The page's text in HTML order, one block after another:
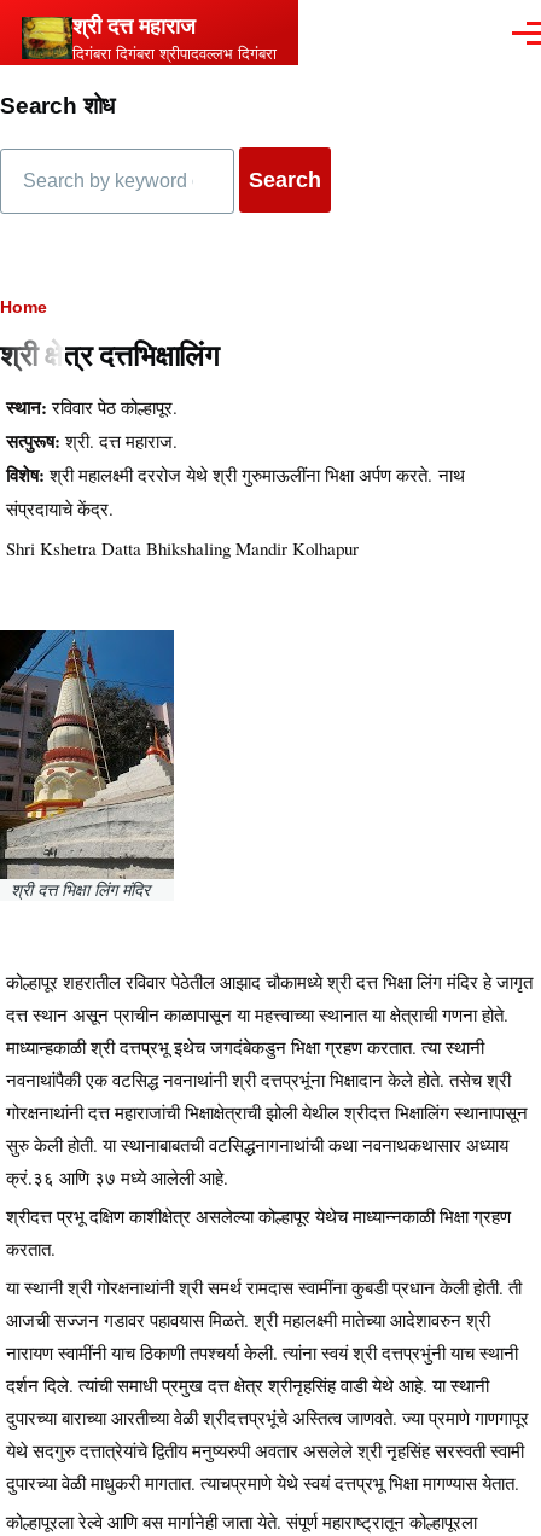
Skip to main content
श्री दत्त महाराज
दिगंबरा दिगंबरा श्रीपादवल्लभ दिगंबरा
Search शोध
Breadcrumb
Home
श्री क्षेत्र दत्तभिक्षालिंग
स्थान:रविवार पेठ कोल्हापूर.
सत्पुरूष: श्री. दत्त महाराज.
विशेष: श्री महालक्ष्मी दररोज येथे श्री गुरुमाऊलींना भिक्षा अर्पण करते. नाथ
संप्रदायाचे केंद्र.
Shri Kshetra Datta Bhikshaling Mandir Kolhapur
श्री दत्त भिक्षा लिंग मंदिर
कोल्हापूर शहरातील रविवार पेठेतील आझाद चौकामध्ये श्री दत्त भिक्षा लिंग मंदिर हे जागृत
दत्त स्थान असून प्राचीन काळापासून या महत्त्वाच्या स्थानात या क्षेत्राची गणना होते.
माध्यान्हकाळी श्री दत्तप्रभू इथेच जगदंबेकडुन भिक्षा ग्रहण करतात. त्या स्थानी
नवनाथांपैकी एक वटसिद्ध नवनाथांनी श्री दत्तप्रभूंना भिक्षादान केले होते. तसेच श्री
गोरक्षनाथांनी दत्त महाराजांची भिक्षाक्षेत्राची झोली येथील श्रीदत्त भिक्षालिंग स्थानापासून
सुरु केली होती. या स्थानाबाबतची वटसिद्धनागनाथांची कथा नवनाथकथासार अध्याय
क्रं.३६ आणि ३७ मध्ये आलेली आहे.
श्रीदत्त प्रभू दक्षिण काशीक्षेत्र असलेल्या कोल्हापूर येथेच माध्यान्नकाळी भिक्षा ग्रहण
करतात.
या स्थानी श्री गोरक्षनाथांनी श्री समर्थ रामदास स्वामींना कुबडी प्रधान केली होती. ती
आजची सज्जन गडावर पहावयास मिळते. श्री महालक्ष्मी मातेच्या आदेशावरुन श्री
नारायण स्वामींनी याच ठिकाणी तपश्चर्या केली. त्यांना स्वयं श्री दत्तप्रभुंनी याच स्थानी
दर्शन दिले. त्यांची समाधी प्रमुख दत्त क्षेत्र श्रीनृहसिंह वाडी येथे आहे. या स्थानी
दुपारच्या बाराच्या आरतीच्या वेळी श्रीदत्तप्रभूंचे अस्तित्व जाणवते. ज्या प्रमाणे गाणगापूर
येथे सदगुरु दत्तात्रेयांचे द्वितीय मनुष्यरुपी अवतार असलेले श्री नृहसिंह सरस्वती स्वामी
दुपारच्या वेळी माधुकरी मागतात. त्याचप्रमाणे येथे स्वयं दत्तप्रभू भिक्षा मागण्यास येतात.
कोल्हापूरला रेल्वे आणि बस मार्गानेही जाता येते. संपूर्ण महाराष्ट्रातून कोल्हापूरला